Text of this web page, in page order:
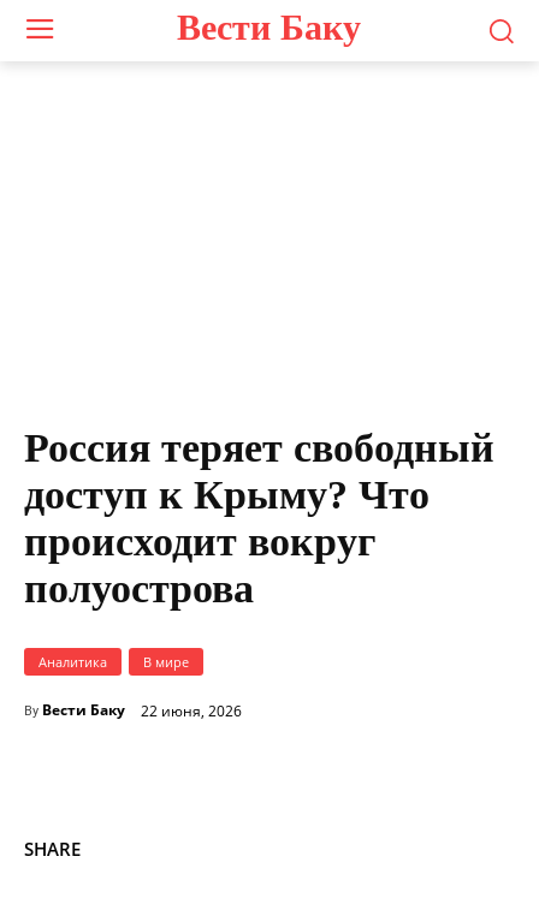
Вести Баку
Россия теряет свободный
доступ к Крыму? Что
происходит вокруг
полуострова
Аналитика В мире
By Вести Баку 22 июня, 2026
SHARE